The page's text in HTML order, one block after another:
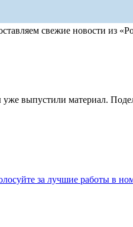
свежие новости из
уже выпустили материал.
за лучшие работы